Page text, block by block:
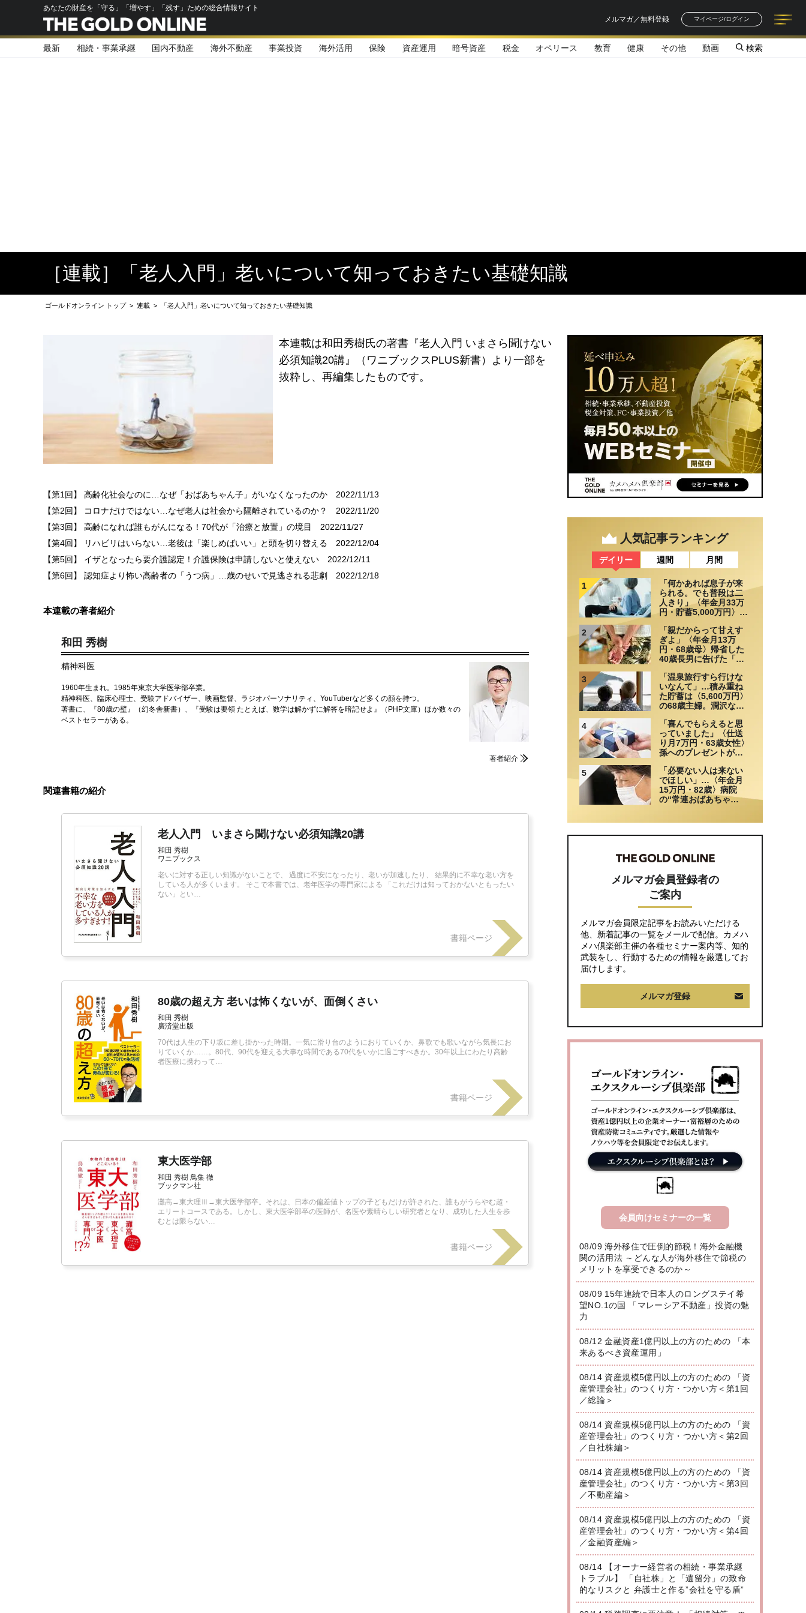
あなたの財産を「守る」「増やす」「残す」ための総合情報サイト
メルマガ／無料登録
マイページ/ログイン
記事一覧
著者一覧
最新 相続・事業承継 国内不動産 海外不動産 事業投資 海外活用 保険 資産運用 暗号資産 税金 オペリース 教育 健康 その他 動画 検索
［連載］「老人入門」老いについて知っておきたい基礎知識
ゴールドオンライン トップ > 連載 > 「老人入門」老いについて知っておきたい基礎知識
本連載は和田秀樹氏の著書『老人入門 いまさら聞けない
必須知識20講』（ワニブックスPLUS新書）より一部を
抜粋し、再編集したものです。
【第1回】 高齢化社会なのに…なぜ「おばあちゃん子」がいなくなったのか 2022/11/13
【第2回】 コロナだけではない…なぜ老人は社会から隔離されているのか？
2022/11/20
【第3回】 高齢になれば誰もがんになる！70代が「治療と放置」の境目
2022/11/27
【第4回】 リハビリはいらない…老後は「楽しめばいい」と頭を切り替える 2022/12/04
【第5回】 イザとなったら要介護認定！介護保険は申請しないと使えない 2022/12/11
【第6回】 認知症より怖い高齢者の「うつ病」…歳のせいで見逃される悲劇
2022/12/18
本連載の著者紹介
和田 秀樹
精神科医
1960年生まれ。1985年東京大学医学部卒業。
精神科医、臨床心理士、受験アドバイザー、映画監督、ラジオパーソナリティ、YouTuberなど多くの顔を持つ。
著書に、『80歳の壁』（幻冬舎新書）、『受験は要領 たとえば、数学は解かずに解答を暗記せよ』（PHP文庫）ほか数々の
ベストセラーがある。
著者紹介
関連書籍の紹介
老人入門 いまさら聞けない必須知識20講
和田 秀樹
ワニブックス
老いに対する正しい知識がないことで、 過度に不安になったり、老いが加速したり、 結果的に不幸な老い方を
している人が多くいます。 そこで本書では、老年医学の専門家による 「これだけは知っておかないともったい
ない」とい…
書籍ページ
80歳の超え方 老いは怖くないが、面倒くさい
和田 秀樹
廣済堂出版
70代は人生の下り坂に差し掛かった時期。一気に滑り台のようにおりていくか、鼻歌でも歌いながら気長にお
りていくか……。80代、90代を迎える大事な時間である70代をいかに過ごすべきか。30年以上にわたり高齢
者医療に携わって…
書籍ページ
東大医学部
和田 秀樹 鳥集 徹
ブックマン社
灘高→東大理Ⅲ→東大医学部卒。それは、日本の偏差値トップの子どもだけが許された、誰もがうらやむ超・
エリートコースである。しかし、東大医学部卒の医師が、名医や素晴らしい研究者となり、成功した人生を歩
むとは限らない…
書籍ページ
人気記事ランキング
デイリー 週間 月間
1
「何かあれば息子が来
られる。でも普段は二
人きり」〈年金月33万
円・貯蓄5,000万円〉70
して選んだ“ちょうどい
い距離”
2
「親だからって甘えす
ぎよ」〈年金月13万
円・68歳母〉帰省した
40歳長男に告げた「も
3
「温泉旅行すら行けな
いなんて」…積み重ね
た貯蓄は〈5,600万円〉
の68歳主婦。潤沢な老
「馬鹿だった」肩を落
とす理由
4
「喜んでもらえると思
っていました」〈仕送
り月7万円・63歳女性〉
孫へのプレゼントがき
係
5
「必要ない人は来ない
でほしい」…〈年金月
15万円・82歳〉病院
の“常連おばあちゃ
メルマガ会員登録者の
ご案内
メルマガ会員限定記事をお読みいただける
他、新着記事の一覧をメールで配信。カメハ
メハ倶楽部主催の各種セミナー案内等、知的
武装をし、行動するための情報を厳選してお
届けします。
メルマガ登録
会員向けセミナーの一覧
08/09 海外移住で圧倒的節税！海外金融機
関の活用法 ～どんな人が海外移住で節税の
メリットを享受できるのか～
08/09 15年連続で日本人のロングステイ希
望NO.1の国 「マレーシア不動産」投資の魅
力
08/12 金融資産1億円以上の方のための 「本
来あるべき資産運用」
08/14 資産規模5億円以上の方のための 「資
産管理会社」のつくり方・つかい方＜第1回
／総論＞
08/14 資産規模5億円以上の方のための 「資
産管理会社」のつくり方・つかい方＜第2回
／自社株編＞
08/14 資産規模5億円以上の方のための 「資
産管理会社」のつくり方・つかい方＜第3回
／不動産編＞
08/14 資産規模5億円以上の方のための 「資
産管理会社」のつくり方・つかい方＜第4回
／金融資産編＞
08/14 【オーナー経営者の相続・事業承継
トラブル】 「自社株」と「遺留分」の致命
的なリスクと 弁護士と作る”会社を守る盾”